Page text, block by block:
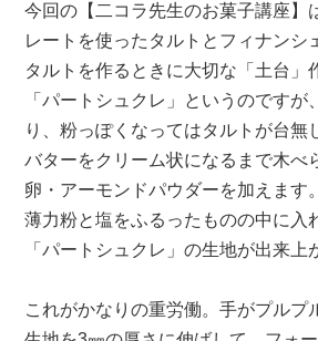
今回の【二コラ先生のお菓子講座】
レートを使ったタルトとフィナンシ
タルトを作るときに大切な「土台」
「パートシュクレ」というのですが
り、粉っぽくなってはタルトが台無
バターをクリーム状になるまで木べ
卵・アーモンドパウダーを加えます。
薄力粉と塩をふるったものの中に入
「パートシュクレ」の生地が出来上
これがかなりの重労働。手がプルプ